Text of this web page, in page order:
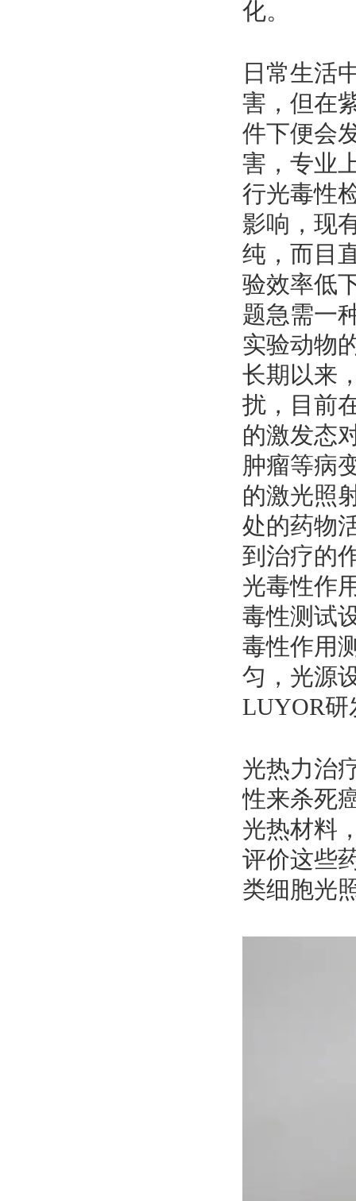
化。
日 常生活
害，但在
件下便会
害，专业
行光毒性
影响，现
纯，而目
验效率低
题急需一
实验动物
长期以来
扰，目前
的激发态
肿瘤等病
的激光照
处的药物
到治疗的
光毒性作
毒性测试
毒性作用
匀，光源
LUYOR
光热力治
性来杀死
光热材料
评价这些
类细胞光